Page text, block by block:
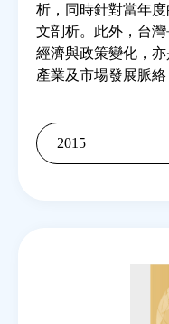
析，同時針對當年
文剖析。此外，台
經濟與政策變化，
產業及市場發展脈絡